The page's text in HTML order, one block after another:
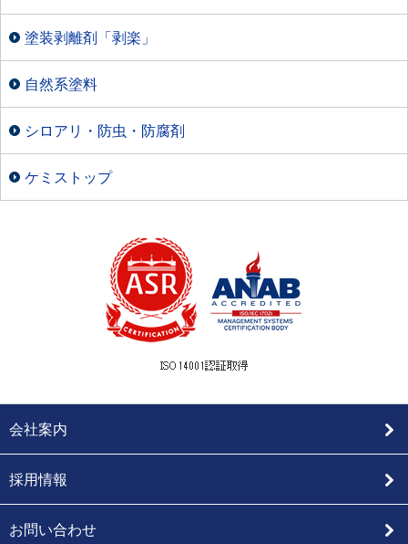
塗装剥離剤「剥楽」
自然系塗料
シロアリ・防虫・防腐剤
ケミストップ
会社案内
採用情報
お問い合わせ